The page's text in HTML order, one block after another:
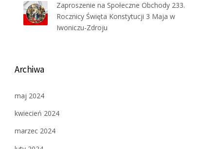
Zaproszenie na Społeczne Obchody 233.
Rocznicy Święta Konstytucji 3 Maja w
Iwoniczu-Zdroju
Archiwa
maj 2024
kwiecień 2024
marzec 2024